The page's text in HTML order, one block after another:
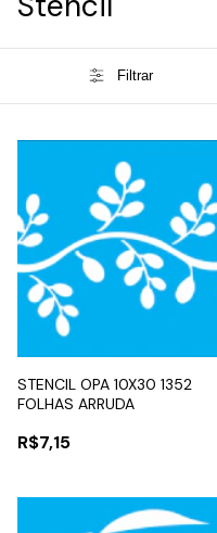
Filtrar
STENCIL OPA 10X30 1352
FOLHAS ARRUDA
R$7,15